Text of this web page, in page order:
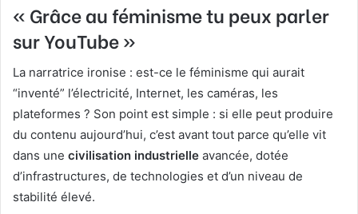
« Grâce au féminisme tu peux parler
sur YouTube »
La narratrice ironise : est-ce le féminisme qui aurait
“inventé” l’électricité, Internet, les caméras, les
plateformes ? Son point est simple : si elle peut produire
du contenu aujourd’hui, c’est avant tout parce qu’elle vit
dans une civilisation industrielle avancée, dotée
d’infrastructures, de technologies et d’un niveau de
stabilité élevé.